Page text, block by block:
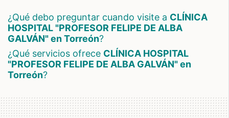
¿Qué debo preguntar cuando visite a CLÍNICA
HOSPITAL "PROFESOR FELIPE DE ALBA
GALVÁN" en Torreón?
¿Qué servicios ofrece CLÍNICA HOSPITAL
"PROFESOR FELIPE DE ALBA GALVÁN" en
Torreón?